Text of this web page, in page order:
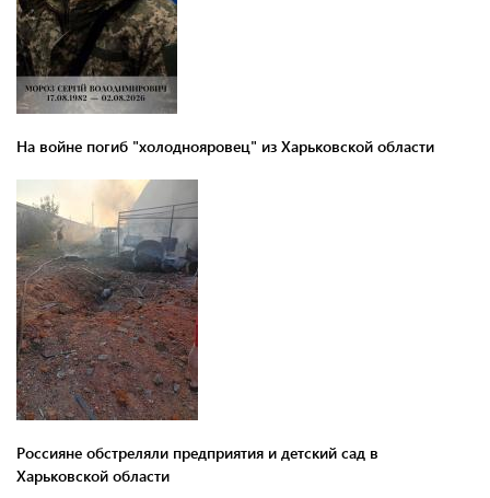
На войне погиб "холоднояровец" из Харьковской области
Россияне обстреляли предприятия и детский сад в
Харьковской области